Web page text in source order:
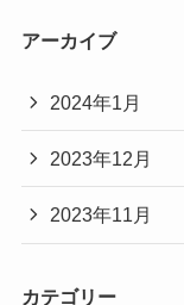
アーカイブ
2024年1月
2023年12月
2023年11月
カテゴリー